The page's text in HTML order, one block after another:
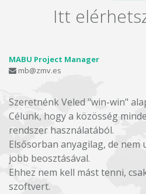
Itt
MABU Project Manager
mb@zmv.es
Szeretnénk Veled "win-win"
Célunk, hogy a közösség
rendszer használatából.
Elsősorban anyagilag, de
jobb beosztásával.
Ehhez nem kell mást tenni,
szoftvert.